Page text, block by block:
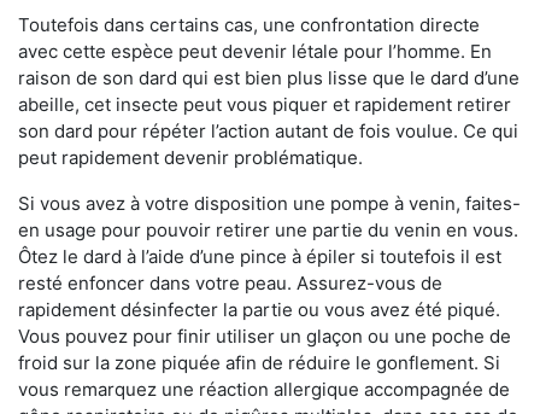
Toutefois dans certains cas, une confrontation directe
avec cette espèce peut devenir létale pour l’homme. En
raison de son dard qui est bien plus lisse que le dard d’une
abeille, cet insecte peut vous piquer et rapidement retirer
son dard pour répéter l’action autant de fois voulue. Ce qui
peut rapidement devenir problématique.
Si vous avez à votre disposition une pompe à venin, faites-
en usage pour pouvoir retirer une partie du venin en vous.
Ôtez le dard à l’aide d’une pince à épiler si toutefois il est
resté enfoncer dans votre peau. Assurez-vous de
rapidement désinfecter la partie ou vous avez été piqué.
Vous pouvez pour finir utiliser un glaçon ou une poche de
froid sur la zone piquée afin de réduire le gonflement. Si
vous remarquez une réaction allergique accompagnée de